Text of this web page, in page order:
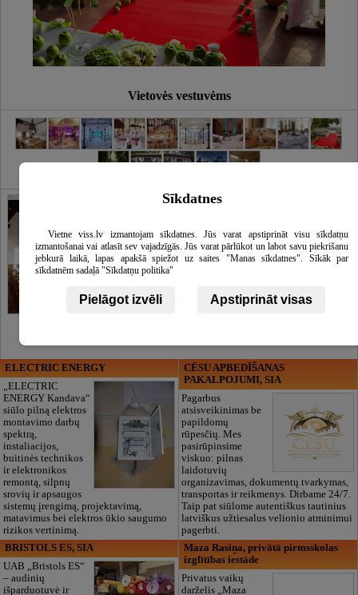
Vietovės vestuvėms
ELECTRIC ENERGY
„ELECTRIC
ENERGY Kandava“
siūlo pilną elektros
montavimo darbų
spektrą,
instaliacijos,
buitinės technikos
ir elektronikos
remontą, silpnų
srovių ir apsaugos
sistemų įrengimą, projektavimą,
matavimus bei elektros ūkio saugumo
rizikos vertinimą.
CĒSU APBEDĪŠANAS
PAKALPOJUMI, SIA
Pagarbus
atsisveikinimas be
papildomų
rūpesčių. Mes
pasirūpinsime
viskuo: pilnas
laidotuvių
organizavimas, dokumentų tvarkymas,
transportas ir reikmenys. Dirbame 24/7.
Taip pat siūlome autentiškus tautinius
latviškus užtiesalus velionio atminimui
pagerbti.
BRISTOLS ES, SIA
UAB „Bristols ES“
– audinių
išparduotuvė ir
Maza Rasiņa, privātā pirmsskolas
izglītības iestāde
Privatus vaikų
darželis „Maza
Sīkdatnes
Vietne viss.lv izmantojam sīkdatnes. Jūs varat apstiprināt visu sīkdatņu
izmantošanai vai atlasīt sev vajadzīgās. Jūs varat pārlūkot un labot savu piekrišanu
jebkurā laikā, lapas apakšā spiežot uz saites "Manas sīkdatnes". Sīkāk par
sīkdatnēm sadaļā "Sīkdatņu politika"
Pielāgot izvēli Apstiprināt visas